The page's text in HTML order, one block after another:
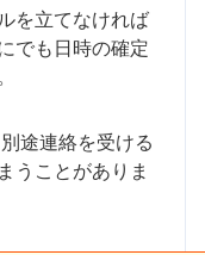
を立てなければ
でも日時の確定
途連絡を受ける
うことがありま